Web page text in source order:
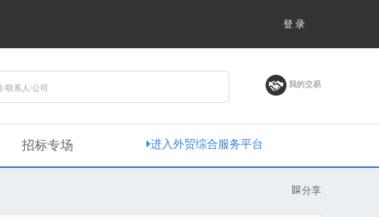
登 录
我的交易
招标专场 进入外贸综合服务平台
分享